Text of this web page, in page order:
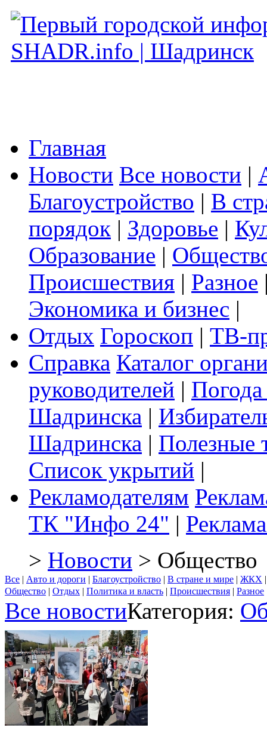
Главная
Новости Все новости |
Благоустройство | В
порядок | Здоровье |
Образование |
Происшествия | Разное
Экономика и бизнес |
Отдых Гороскоп | ТВ-
Справка Каталог
руководителей |
Шадринска |
Шадринска | Полезные
Список укрытий |
Рекламодателям
ТК "Инфо 24" |
> Новости > Общество
Все | Авто и дороги | Благоустройство | В стране и мире | ЖКХ
Общество | Отдых | Политика и власть | Происшествия | Разное
Все новостиКатегория: